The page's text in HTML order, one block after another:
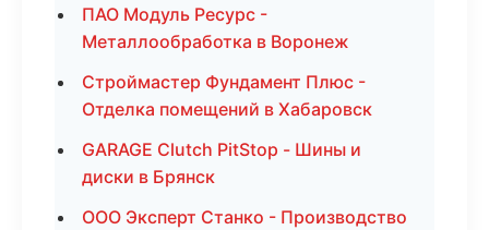
ПАО Модуль Ресурс -
Металлообработка в Воронеж
Строймастер Фундамент Плюс -
Отделка помещений в Хабаровск
GARAGE Clutch PitStop - Шины и
диски в Брянск
ООО Эксперт Станко - Производство